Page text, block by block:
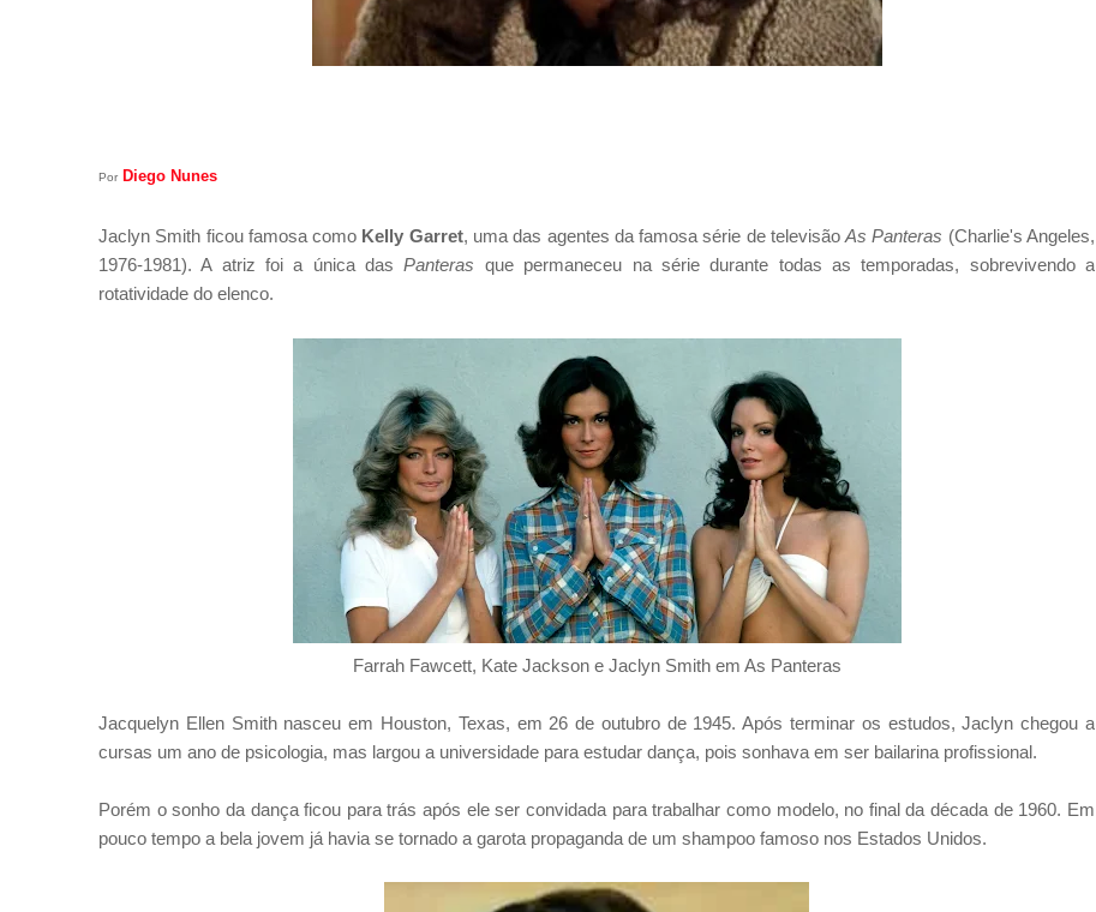
Por Diego Nunes
Jaclyn Smith ficou famosa como Kelly Garret, uma das agentes da famosa série de televisãoAs Panteras (Charlie's Angeles,
1976-1981). A atriz foi a única dasPanteras que permaneceu na série durante todas as temporadas, sobrevivendo a
rotatividade do elenco.
Farrah Fawcett, Kate Jackson e Jaclyn Smith em As Panteras
Jacquelyn Ellen Smith nasceu em Houston, Texas, em 26 de outubro de 1945. Após terminar os estudos, Jaclyn chegou a
cursas um ano de psicologia, mas largou a universidade para estudar dança, pois sonhava em ser bailarina profissional.
Porém o sonho da dança ficou para trás após ele ser convidada para trabalhar como modelo, no final da década de 1960. Em
pouco tempo a bela jovem já havia se tornado a garota propaganda de um shampoo famoso nos Estados Unidos.